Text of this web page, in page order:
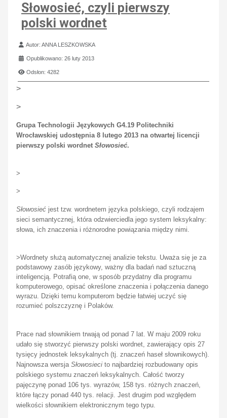
Słowosieć, czyli pierwszy
polski wordnet
Szczegóły
Autor:ANNA LESZKOWSKA
Opublikowano: 26 luty 2013
Odsłon: 4282
>
>
Grupa Technologii Językowych G4.19 Politechniki
Wrocławskiej udostępnia 8 lutego 2013 na otwartej licencji
pierwszy polski wordnet Słowosieć.
>
>
Słowosieć jest tzw. wordnetem języka polskiego , czyli rodzajem
sieci semantycznej, która odzwierciedla jego system leksykalny:
słowa, ich znaczenia i różnorodne powiązania między nimi.
>Wordnety służą automatycznej analizie tekstu. Uważa się je za
podstawowy zasób językowy, ważny dla badań nad sztuczną
inteligencją. Potrafią one, w sposób przydatny dla programu
komputerowego, opisać określone znaczenia i połączenia danego
wyrazu. Dzięki temu komputerom będzie łatwiej uczyć się
rozumieć polszczyznę i Polaków.
Prace nad słownikiem trwają od ponad 7 lat. W maju 2009 roku
udało się stworzyć pierwszy polski wordnet, zawierający opis 27
tysięcy jednostek leksykalnych (tj. znaczeń haseł słownikowych).
Najnowsza wersja Słowosieci to najbardziej rozbudowany opis
polskiego systemu znaczeń leksykalnych. Całość tworzy
pajęczynę ponad 106 tys. wyrazów, 158 tys. różnych znaczeń,
które łączy ponad 440 tys. relacji. Jest drugim pod względem
wielkości słownikiem elektronicznym tego typu.